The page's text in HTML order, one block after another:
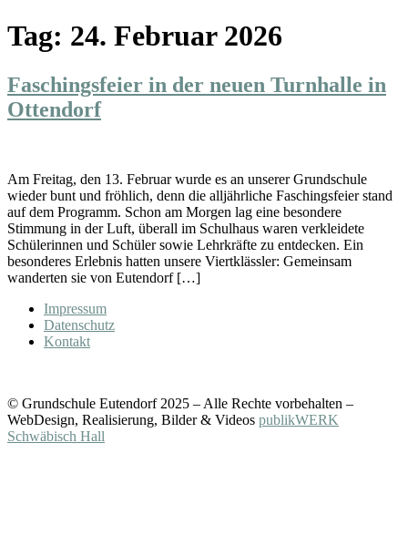
Tag: 24. Februar 2026
Faschingsfeier in der neuen Turnhalle in
Ottendorf
Am Freitag, den 13. Februar wurde es an unserer Grundschule
wieder bunt und fröhlich, denn die alljährliche Faschingsfeier stand
auf dem Programm. Schon am Morgen lag eine besondere
Stimmung in der Luft, überall im Schulhaus waren verkleidete
Schülerinnen und Schüler sowie Lehrkräfte zu entdecken. Ein
besonderes Erlebnis hatten unsere Viertklässler: Gemeinsam
wanderten sie von Eutendorf […]
Impressum
Datenschutz
Kontakt
© Grundschule Eutendorf 2025 – Alle Rechte vorbehalten –
WebDesign, Realisierung, Bilder & Videos publikWERK
Schwäbisch Hall